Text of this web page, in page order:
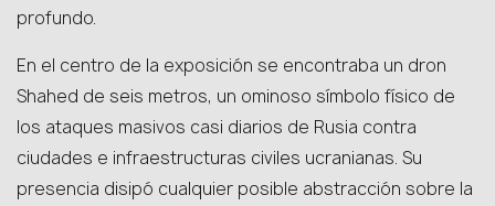
profundo.
En el centro de la exposición se encontraba un dron
Shahed de seis metros, un ominoso símbolo físico de
los ataques masivos casi diarios de Rusia contra
ciudades e infraestructuras civiles ucranianas. Su
presencia disipó cualquier posible abstracción sobre la